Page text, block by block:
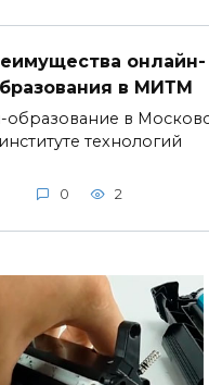
онлайн-
в МИТМ
образование в
институте технологий
0 2